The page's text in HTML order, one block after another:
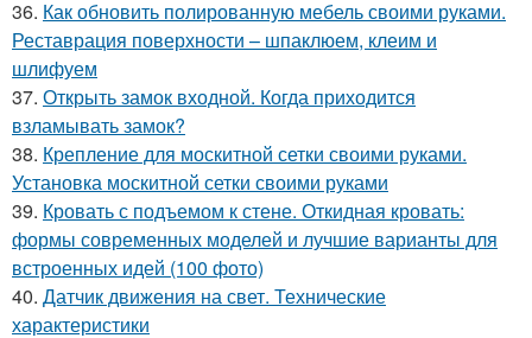
36. Как обновить полированную мебель своими руками.
Реставрация поверхности – шпаклюем, клеим и
шлифуем
37. Открыть замок входной. Когда приходится
взламывать замок?
38. Крепление для москитной сетки своими руками.
Установка москитной сетки своими руками
39. Кровать с подъемом к стене. Откидная кровать:
формы современных моделей и лучшие варианты для
встроенных идей (100 фото)
40. Датчик движения на свет. Технические
характеристики